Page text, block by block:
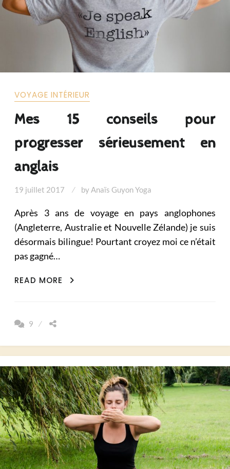
VOYAGE INTÉRIEUR
Mes 15 conseils pour
progresser sérieusement en
anglais
19 juillet 2017 byAnaïs Guyon Yoga
Après 3 ans de voyage en pays anglophones
(Angleterre, Australie et Nouvelle Zélande) je suis
désormais bilingue! Pourtant croyez moi ce n’était
pas gagné…
READ MORE
MES
ANGLAIS
9